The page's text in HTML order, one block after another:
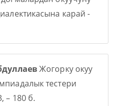
карай -
Жогорку окуу
тестери
– 180 б.